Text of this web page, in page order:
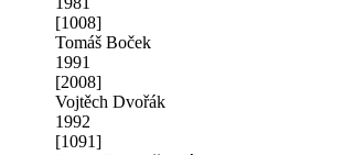
[1008]
Tomáš Boček
1991
[2008]
Vojtěch Dvořák
1992
[1091]